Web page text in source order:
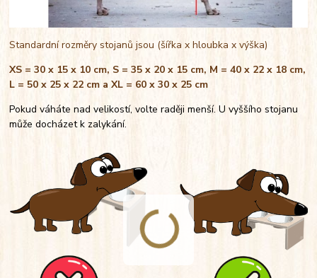
Standardní rozměry stojanů jsou (šířka x hloubka x výška)
XS = 30 x 15 x 10 cm, S = 35 x 20 x 15 cm, M = 40 x 22 x 18 cm,
L = 50 x 25 x 22 cm a XL = 60 x 30 x 25 cm
Pokud váháte nad velikostí, volte raději menší. U vyššího stojanu
může docházet k zalykání.